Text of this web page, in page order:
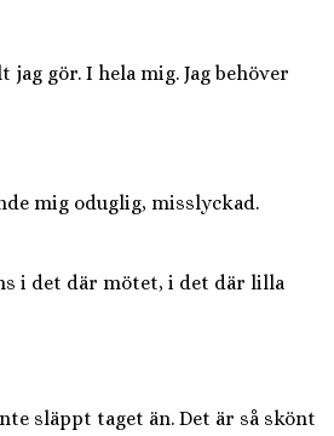
gör. I hela mig. Jag behöver
mig oduglig, misslyckad.
i det där mötet, i det där lilla
släppt taget än. Det är så skönt